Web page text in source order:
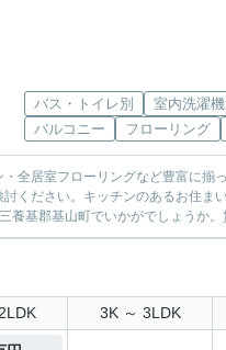
バス・トイレ別 室内洗濯
バルコニー
フローリング
全居室フローリングなど豊富に揃
ください。キッチンのあるお住ま
養基郡基山町でいかがでしょうか。
3K ～ 3LDK